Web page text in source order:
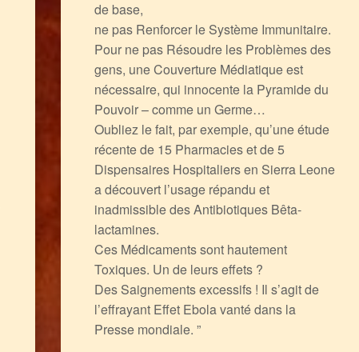
de base,
ne pas Renforcer le Système Immunitaire.
Pour ne pas Résoudre les Problèmes des
gens, une Couverture Médiatique est
nécessaire, qui innocente la Pyramide du
Pouvoir – comme un Germe…
Oubliez le fait, par exemple, qu’une étude
récente de 15 Pharmacies et de 5
Dispensaires Hospitaliers en Sierra Leone
a découvert l’usage répandu et
inadmissible des Antibiotiques Bêta-
lactamines.
Ces Médicaments sont hautement
Toxiques. Un de leurs effets ?
Des Saignements excessifs ! Il s’agit de
l’effrayant Effet Ebola vanté dans la
Presse mondiale. ”